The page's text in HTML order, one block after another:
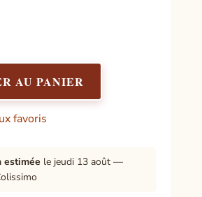
AU PANIER
favoris
estimée le jeudi 13 août —